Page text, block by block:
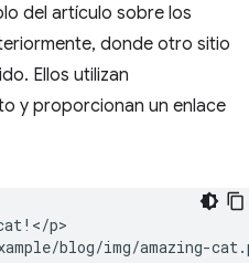
del artículo sobre los
donde otro sitio
Ellos utilizan
y proporcionan un enlace
p>
blog/img/amazing-